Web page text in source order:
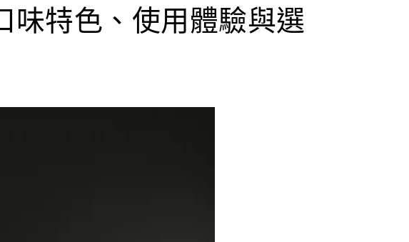
味特色、使用體驗與選